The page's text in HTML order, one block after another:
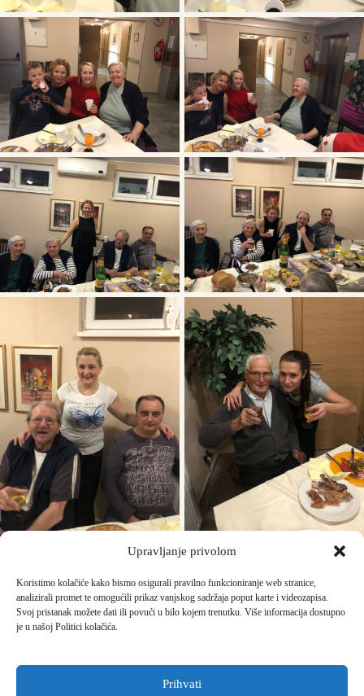
Upravljanje privolom
Koristimo kolačiće kako bismo osigurali pravilno funkcioniranje web stranice,
analizirali promet te omogućili prikaz vanjskog sadržaja poput karte i videozapisa.
Svoj pristanak možete dati ili povući u bilo kojem trenutku. Više informacija dostupno
je u našoj Politici kolačića.
Prihvati